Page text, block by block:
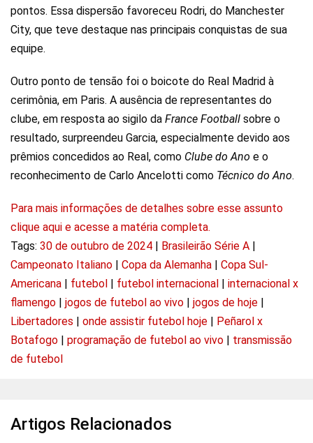
pontos. Essa dispersão favoreceu Rodri, do Manchester
City, que teve destaque nas principais conquistas de sua
equipe.
Outro ponto de tensão foi o boicote do Real Madrid à
cerimônia, em Paris. A ausência de representantes do
clube, em resposta ao sigilo da France Football sobre o
resultado, surpreendeu Garcia, especialmente devido aos
prêmios concedidos ao Real, como Clube do Ano e o
reconhecimento de Carlo Ancelotti como Técnico do Ano.
Para mais informações de detalhes sobre esse assunto
clique aqui e acesse a matéria completa.
Tags: 30 de outubro de 2024 Brasileirão Série A
Campeonato Italiano
Copa da Alemanha
Copa Sul-
Americana
futebol futebol internacional
internacional x
flamengo
jogos de futebol ao vivo jogos de hoje
Libertadores
onde assistir futebol hoje
Peñarol x
Botafogo
programação de futebol ao vivo
transmissão
de futebol
Artigos Relacionados